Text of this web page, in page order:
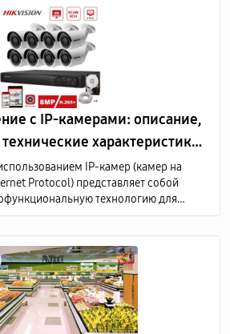
с IP-камерами: описание,
характеристики,
преимуществаIP-камер (камер на
Protocol) представляет собой
технологию для
видеоизображений в различных
а также промышленные предприятия.